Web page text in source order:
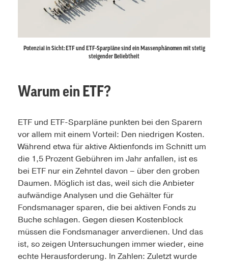
Potenzial in Sicht: ETF und ETF-Sparpläne sind ein Massenphänomen mit stetig
steigender Beliebtheit
Warum ein ETF?
ETF und ETF-Sparpläne punkten bei den Sparern
vor allem mit einem Vorteil: Den niedrigen Kosten.
Während etwa für aktive Aktienfonds im Schnitt um
die 1,5 Prozent Gebühren im Jahr anfallen, ist es
bei ETF nur ein Zehntel davon – über den groben
Daumen. Möglich ist das, weil sich die Anbieter
aufwändige Analysen und die Gehälter für
Fondsmanager sparen, die bei aktiven Fonds zu
Buche schlagen. Gegen diesen Kostenblock
müssen die Fondsmanager anverdienen. Und das
ist, so zeigen Untersuchungen immer wieder, eine
echte Herausforderung. In Zahlen: Zuletzt wurde